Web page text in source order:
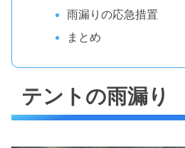
雨漏りの応急措置
まとめ
テントの雨漏り